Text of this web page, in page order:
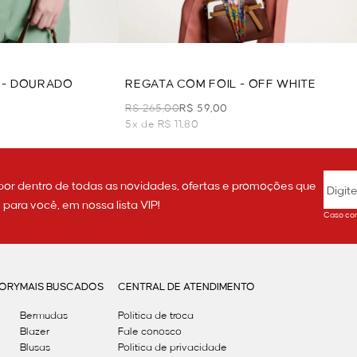
DOURADO REGATA COM FOIL - OFF WHITE
R$ 265,00R$ 59,00
5x de R$ 11,80
dentro de todas as novidades, ofertas e promoções que
você, em nossa lista VIP!
Caso
MAIS BUSCADOS
Bermudas
Blazer
Blusas
CENTRAL DE ATENDIMENTO
Política de troca
Fale conosco
Politica de privacidade